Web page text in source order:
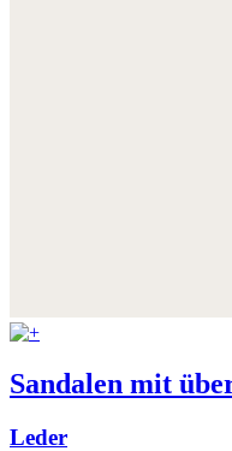
Sandalen mit
Leder